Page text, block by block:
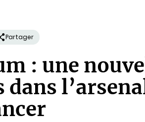
Partager
: une